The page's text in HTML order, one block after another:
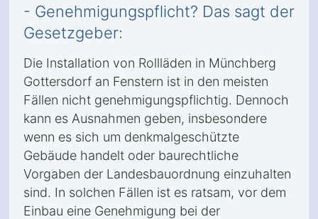
- Genehmigungspflicht? Das sagt der
Gesetzgeber:
Die Installation von Rollläden in Münchberg
Gottersdorf an Fenstern ist in den meisten
Fällen nicht genehmigungspflichtig. Dennoch
kann es Ausnahmen geben, insbesondere
wenn es sich um denkmalgeschützte
Gebäude handelt oder baurechtliche
Vorgaben der Landesbauordnung einzuhalten
sind. In solchen Fällen ist es ratsam, vor dem
Einbau eine Genehmigung bei der